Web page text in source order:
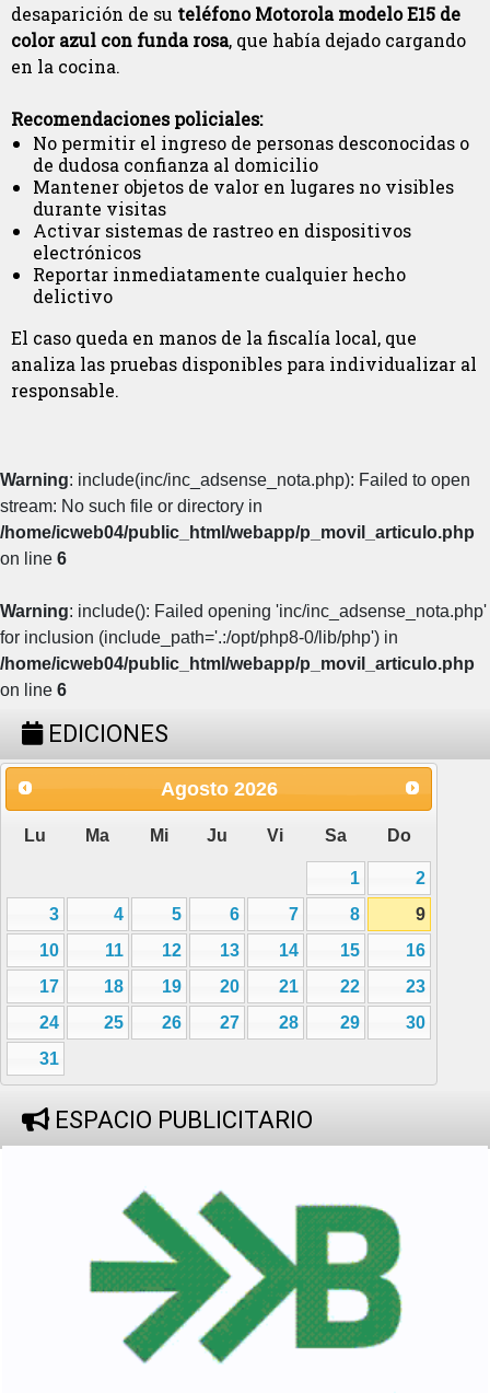
desaparición de su teléfono Motorola modelo E15 de
color azul con funda rosa, que había dejado cargando
en la cocina.
Recomendaciones policiales:
No permitir el ingreso de personas desconocidas o
de dudosa confianza al domicilio
Mantener objetos de valor en lugares no visibles
durante visitas
Activar sistemas de rastreo en dispositivos
electrónicos
Reportar inmediatamente cualquier hecho
delictivo
El caso queda en manos de la fiscalía local, que
analiza las pruebas disponibles para individualizar al
responsable.
Warning: include(inc/inc_adsense_nota.php): Failed to open
stream: No such file or directory in
/home/icweb04/public_html/webapp/p_movil_articulo.php
on line 6
Warning: include(): Failed opening 'inc/inc_adsense_nota.php'
for inclusion (include_path='.:/opt/php8-0/lib/php') in
/home/icweb04/public_html/webapp/p_movil_articulo.php
on line 6
EDICIONES
Agosto 2026
Lu Ma Mi Ju Vi Sa Do
1
2
3
4 5 6 7 8
9
10
11 12 13 14 15
16
17
18 19 20 21 22
23
24
25 26 27 28 29
30
31
ESPACIO PUBLICITARIO